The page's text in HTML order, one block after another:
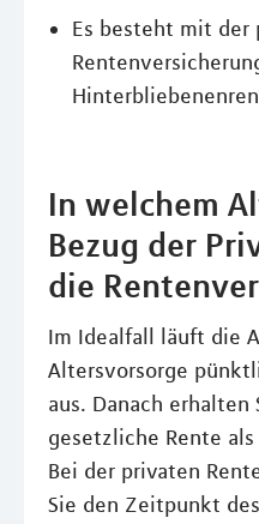
Es besteht mit der
In welchem
Bezug der
die
Im Idealfall läuft die
Altersvorsorge
aus. Danach erhalten
gesetzliche Rente
Bei der privaten
Sie den Zeitpunkt